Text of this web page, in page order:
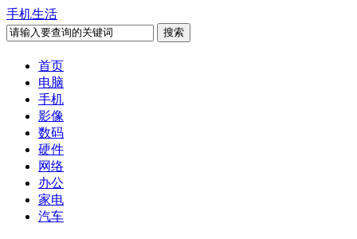
手机生活
首页
电脑
手机
影像
数码
硬件
网络
办公
家电
汽车